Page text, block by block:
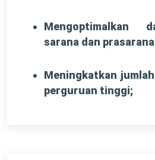
Mengoptimalkan
sarana dan
Meningkatkan
perguruan tinggi;